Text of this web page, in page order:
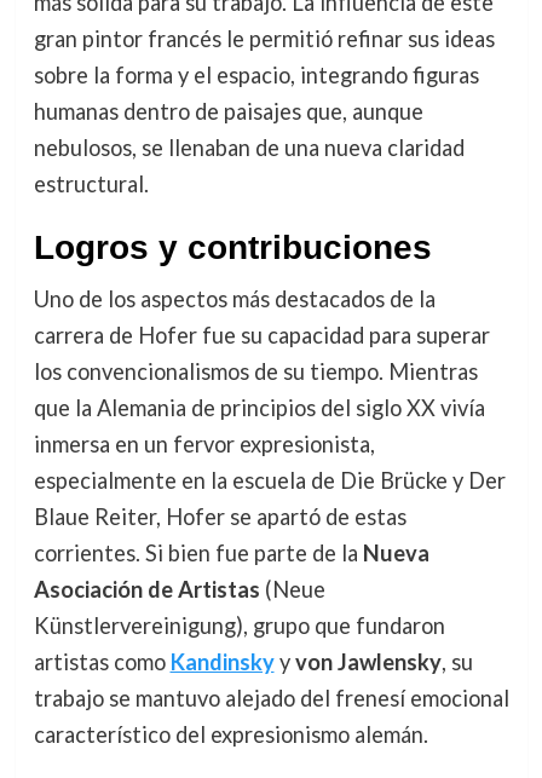
gran pintor francés le permitió refinar sus ideas
sobre la forma y el espacio, integrando figuras
humanas dentro de paisajes que, aunque
nebulosos, se llenaban de una nueva claridad
estructural.
Logros y contribuciones
Uno de los aspectos más destacados de la
carrera de Hofer fue su capacidad para superar
los convencionalismos de su tiempo. Mientras
que la Alemania de principios del siglo XX vivía
inmersa en un fervor expresionista,
especialmente en la escuela de Die Brücke y Der
Blaue Reiter, Hofer se apartó de estas
corrientes. Si bien fue parte de la Nueva
Asociación de Artistas (Neue
Künstlervereinigung), grupo que fundaron
artistas como Kandinskyyvon Jawlensky, su
trabajo se mantuvo alejado del frenesí emocional
característico del expresionismo alemán.